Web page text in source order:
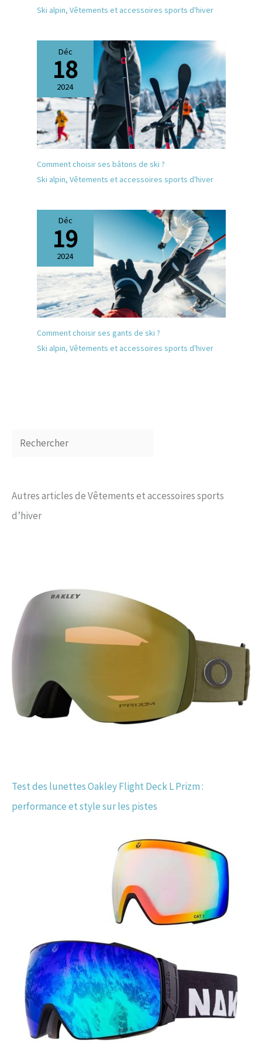
combinaisons de neige sont
parfaites pour le ski, le
randonnée, l'escalade, le
camping et d'autres activités
de plein air en hiver.
Ski alpin, Vêtements et accessoires sports d'hiver
Déc
18
2024
Comment choisir ses bâtons de ski ?
Ski alpin, Vêtements et accessoires sports d'hiver
Déc
19
2024
Comment choisir ses gants de ski ?
Ski alpin, Vêtements et accessoires sports d'hiver
Autres articles de Vêtements et accessoires sports
d’hiver
Test des lunettes Oakley Flight Deck L Prizm :
performance et style sur les pistes